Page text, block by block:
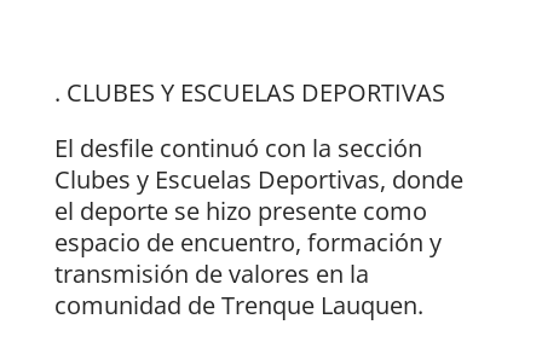
. CLUBES Y ESCUELAS DEPORTIVAS
El desfile continuó con la sección
Clubes y Escuelas Deportivas, donde
el deporte se hizo presente como
espacio de encuentro, formación y
transmisión de valores en la
comunidad de Trenque Lauquen.